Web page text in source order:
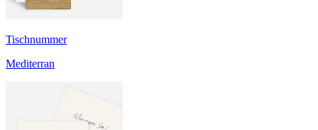
Tischnummer
Mediterran